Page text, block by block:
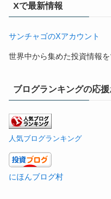
Xで最新情報
サンチャゴのXアカウント
世界中から集めた投資情報
ブログランキングの応援
人気ブログランキング
にほんブログ村